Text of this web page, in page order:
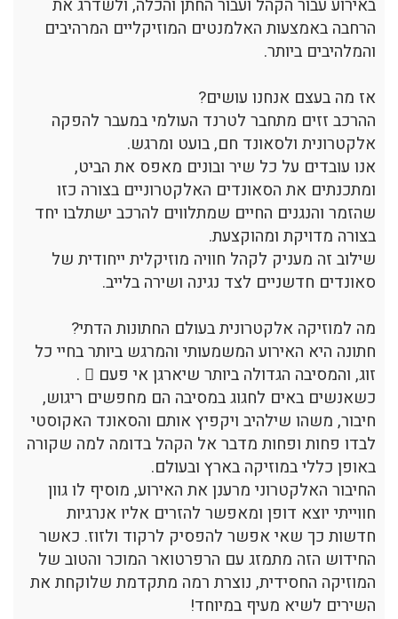
הרחבה באמצעות האלמנטים המוזיקליים המרהיבים
והמלהיבים ביותר.
אז מה בעצם אנחנו עושים?
ההרכב זזים מתחבר לטרנד העולמי במעבר להפקה
אלקטרונית ולסאונד חם, בועט ומרגש.
אנו עובדים על כל שיר ובונים מאפס את הביט,
ומתכנתים את הסאונדים האלקטרוניים בצורה כזו
שהזמר והנגנים החיים שמתלווים להרכב ישתלבו יחד
בצורה מדויקת ומהוקצעת.
שילוב זה מעניק לקהל חוויה מוזיקלית ייחודית של
סאונדים חדשניים לצד נגינה ושירה בלייב.
מה למוזיקה אלקטרונית בעולם החתונות הדתי?
חתונה היא האירוע המשמעותי והמרגש ביותר בחיי כל
זוג, והמסיבה הגדולה ביותר שיארגן אי פעם  .
כשאנשים באים לחגוג במסיבה הם מחפשים ריגוש,
חיבור, משהו שילהיב ויקפיץ אותם והסאונד האקוסטי
לבדו פחות ופחות מדבר אל הקהל בדומה למה שקורה
באופן כללי במוזיקה בארץ ובעולם.
החיבור האלקטרוני מרענן את האירוע, מוסיף לו גוון
חווייתי יוצא דופן ומאפשר להזרים אליו אנרגיות
חדשות כך שאי אפשר להפסיק לרקוד ולזוז. כאשר
החידוש הזה מתמזג עם הרפרטואר המוכר והטוב של
המוזיקה החסידית, נוצרת רמה מתקדמת שלוקחת את
השירים לשיא מעיף במיוחד!